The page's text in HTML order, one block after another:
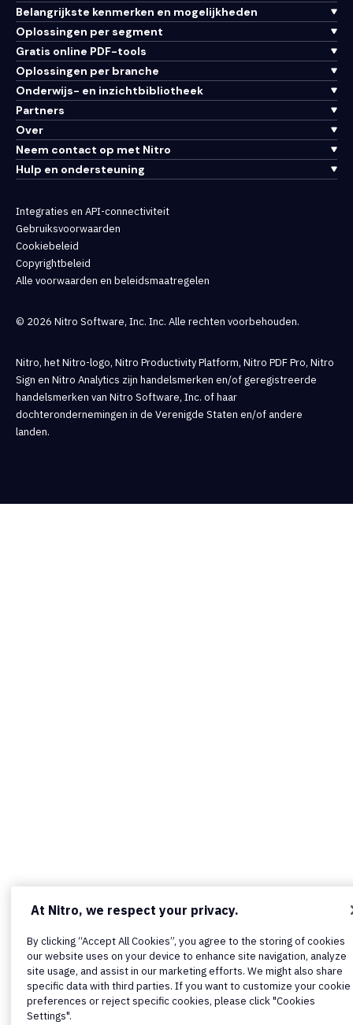
Belangrijkste kenmerken en mogelijkheden
Oplossingen per segment
Gratis online PDF-tools
Oplossingen per branche
Onderwijs- en inzichtbibliotheek
Partners
Over
Neem contact op met Nitro
Hulp en ondersteuning
Integraties en API-connectiviteit
Gebruiksvoorwaarden
Cookiebeleid
Copyrightbeleid
Alle voorwaarden en beleidsmaatregelen
© 2026 Nitro Software, Inc. Inc. Alle rechten voorbehouden.
Nitro, het Nitro-logo, Nitro Productivity Platform, Nitro PDF Pro, Nitro
Sign en Nitro Analytics zijn handelsmerken en/of geregistreerde
handelsmerken van Nitro Software, Inc. of haar
dochterondernemingen in de Verenigde Staten en/of andere
landen.
At Nitro, we respect your privacy.
By clicking “Accept All Cookies”, you agree to the storing of cookies
our website uses on your device to enhance site navigation, analyze
site usage, and assist in our marketing efforts. We might also share
specific data with third parties. If you want to customize your cookie
preferences or reject specific cookies, please click "Cookies
Settings".